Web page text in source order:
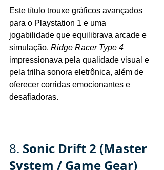
Este título trouxe gráficos avançados
para o Playstation 1 e uma
jogabilidade que equilibrava arcade e
simulação. Ridge Racer Type 4
impressionava pela qualidade visual e
pela trilha sonora eletrônica, além de
oferecer corridas emocionantes e
desafiadoras.
8. Sonic Drift 2 (Master
System / Game Gear)